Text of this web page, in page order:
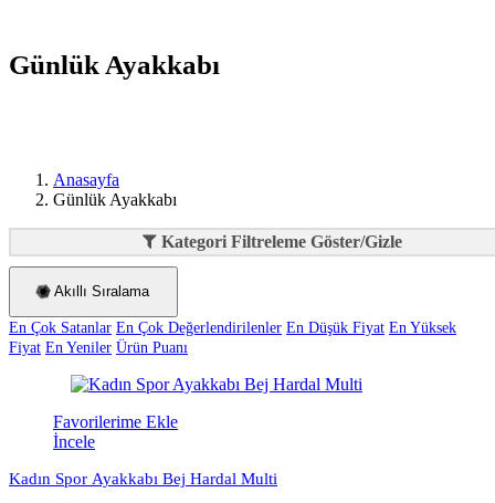
Günlük Ayakkabı
Anasayfa
Günlük Ayakkabı
Kategori Filtreleme Göster/Gizle
Akıllı Sıralama
En Çok Satanlar En Çok Değerlendirilenler En Düşük Fiyat En Yüksek
Fiyat En Yeniler Ürün Puanı
Favorilerime Ekle
İncele
Kadın Spor Ayakkabı Bej Hardal Multi